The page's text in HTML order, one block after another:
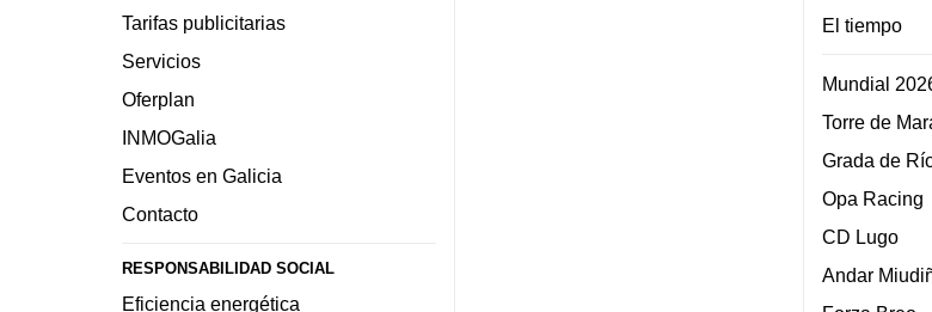
Tarifas publicitarias
Servicios
Oferplan
INMOGalia
Eventos en Galicia
Contacto
RESPONSABILIDAD SOCIAL
Eficiencia energética
El tiempo
Mundial
Torre de
Grada de
Opa Racing
CD Lugo
Andar